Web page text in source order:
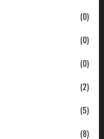
(0)
(0)
(0)
(2)
(5)
(8)